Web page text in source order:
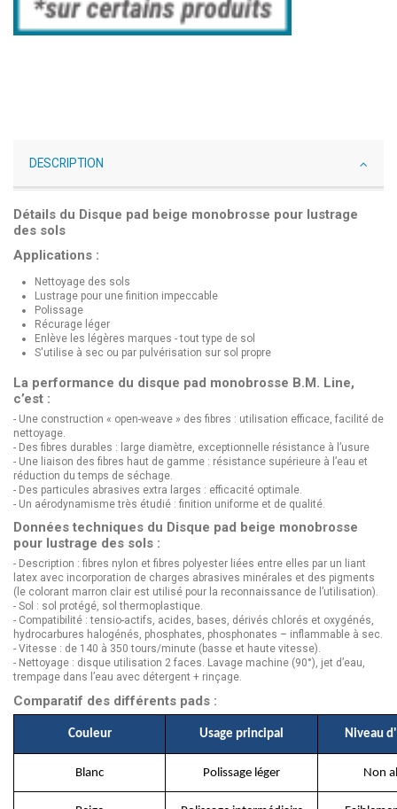
DESCRIPTION
Détails du Disque pad beige monobrosse pour lustrage
des sols
Applications :
Nettoyage des sols
Lustrage pour une finition impeccable
Polissage
Récurage léger
Enlève les légères marques - tout type de sol
S'utilise à sec ou par pulvérisation sur sol propre
La performance du disque pad monobrosse B.M. Line,
c’est :
- Une construction « open-weave » des fibres : utilisation efficace, facilité de
nettoyage.
- Des fibres durables : large diamètre, exceptionnelle résistance à l’usure
- Une liaison des fibres haut de gamme : résistance supérieure à l’eau et
réduction du temps de séchage.
- Des particules abrasives extra larges : efficacité optimale.
- Un aérodynamisme très étudié : finition uniforme et de qualité.
Données techniques du Disque pad beige monobrosse
pour lustrage des sols :
- Description : fibres nylon et fibres polyester liées entre elles par un liant
latex avec incorporation de charges abrasives minérales et des pigments
(le colorant marron clair est utilisé pour la reconnaissance de l’utilisation).
- Sol : sol protégé, sol thermoplastique.
- Compatibilité : tensio-actifs, acides, bases, dérivés chlorés et oxygénés,
hydrocarbures halogénés, phosphates, phosphonates – inflammable à sec.
- Vitesse : de 140 à 350 tours/minute (basse et haute vitesse).
- Nettoyage : disque utilisation 2 faces. Lavage machine (90°), jet d’eau,
trempage dans l’eau avec détergent + rinçage.
Comparatif des différents pads :
Couleur Usage principal Niveau
Blanc Polissage léger Non